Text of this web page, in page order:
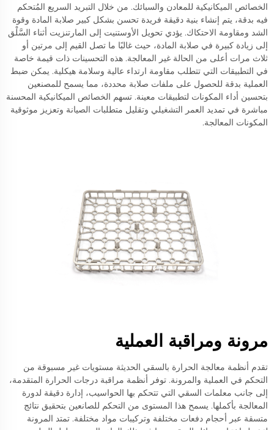
الخصائص الميكانيكية للمعادن والسبائك. من خلال التبريد السريع المُتحكم
فيه بدقة، يتم إنشاء بنية دقيقة فريدة تحسن بشكل كبير صلابة المادة وقوة
الشد ومقاومة الاحتكاك. يؤدي تحويل الأوستنيت إلى المارتنزيت أثناء السَّلْق
إلى زيادة كبيرة في صلابة المادة، حيث غالبًا ما تصل القيم إلى مرتين أو
ثلاث مرات أعلى من الحالة غير المعالجة. هذه التحسينات ذات قيمة خاصة
في التطبيقات التي تتطلب مقاومة ارتداء عالية وسلامة هيكلية. يمكن ضبط
العملية بدقة للحصول على ملفات صلابة محددة، مما يسمح للمصنعين
بتحسين أداء المكونات لتطبيقات معينة. تسهم الخصائص الميكانيكية المحسنة
مباشرة في تمديد العمر التشغيلي وتقليل متطلبات الصيانة وتعزيز موثوقية
المكونات المعالجة.
مرونة ومراقبة العملية
تقدم أنظمة معالجة الحرارة بالسقي الحديثة مستويات غير مسبوقة من
التحكم في العملية والمرونة. توفر أنظمة مراقبة درجات الحرارة المتقدمة،
إلى جانب معلمات السقي التي تتحكم بها الحواسيب، إدارة دقيقة لدورة
المعالجة بأكملها. يسمح هذا المستوى من التحكم للصانعين بتحقيق نتائج
متسقة عبر أحجام دفعات مختلفة وتركيبات مواد مختلفة. تمتد المرونة